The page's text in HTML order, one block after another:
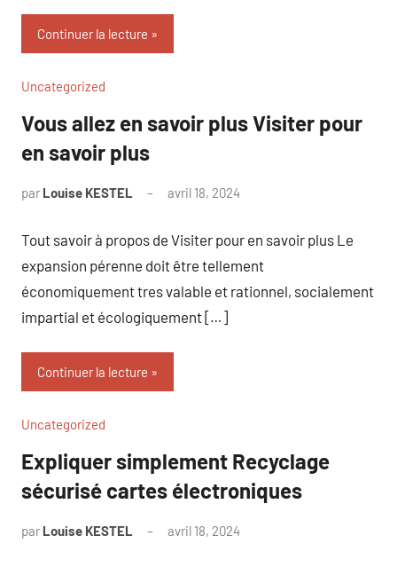
Continuer la lecture
Uncategorized
Vous allez en savoir plus Visiter pour
en savoir plus
par Louise KESTEL avril 18, 2024
Tout savoir à propos de Visiter pour en savoir plus Le
expansion pérenne doit être tellement
économiquement tres valable et rationnel, socialement
impartial et écologiquement […]
Continuer la lecture
Uncategorized
Expliquer simplement Recyclage
sécurisé cartes électroniques
par Louise KESTEL avril 18, 2024